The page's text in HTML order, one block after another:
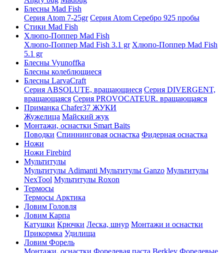
Блесны Mad Fish
Серия Atom 7-25gr Серия Atom Серебро 925 пробы
Стики Mad Fish
Хлюпо-Поппер Mad Fish
Хлюпо-Поппер Mad Fish 3.1 gr Хлюпо-Поппер Mad Fish
5.1 gr
Блесны Vyunoffka
Блесны колеблющиеся
Блесны LarvaCraft
Серия ABSOLUTE, вращающиеся Серия DIVERGENT,
вращающаяся Серия PROVOCATEUR. вращающаяся
Приманка Chafer37 ЖУКИ
Жужелица Майский жук
Монтажи, оснастки Smart Baits
Поводки Спиннинговая оснастка Фидерная оснастка
Ножи
Ножи Firebird
Мультитулы
Мультитулы Adimanti Мультитулы Ganzo Мультитулы
NexTool Мультитулы Roxon
Термосы
Термосы Арктика
Ловим Головля
Ловим Карпа
Катушки Крючки Леска, шнур Монтажи и оснастки
Прикормка Удилища
Ловим Форель
Монтажи, оснастки Форелевая паста Berkley Форелевые